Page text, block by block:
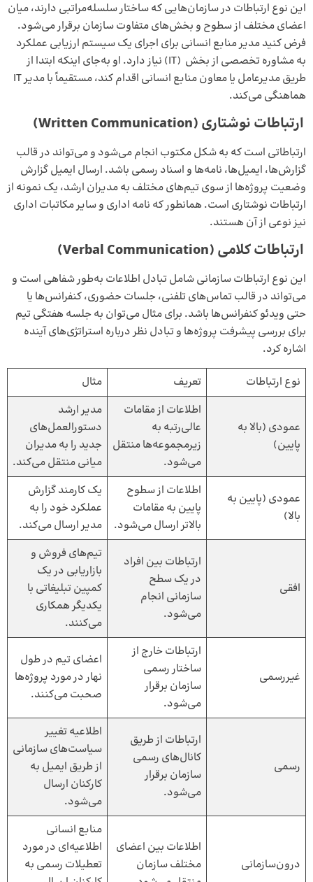
این نوع ارتباطات در سازمان‌هایی که ساختار سلسله‌مراتبی دارند، میان
اعضای مختلف از سطوح و بخش‌های متفاوت سازمان برقرار می‌شود.
فرض کنید مدیر منابع انسانی برای اجرای یک سیستم ارزیابی عملکرد
به مشاوره تخصصی از بخش (IT) نیاز دارد. او به‌جای اینکه ابتدا از
طریق مدیرعامل یا معاون منابع انسانی اقدام کند، مستقیماً با مدیر IT
هماهنگی می‌کند.
ارتباطات نوشتاری (Written Communication)
ارتباطاتی است که به شکل مکتوب انجام می‌شود و می‌تواند در قالب
گزارش‌ها، ایمیل‌ها، نامه‌ها و اسناد رسمی باشد. ارسال ایمیل‌ گزارش
وضعیت پروژه‌ها از سوی تیم‌های مختلف به مدیران ارشد، یک نمونه از
ارتباطات نوشتاری است. همانطور که نامه‌ اداری و سایر مکاتبات اداری
نیز نوعی از آن هستند.
ارتباطات کلامی (Verbal Communication)
این نوع ارتباطات سازمانی شامل تبادل اطلاعات به‌طور شفاهی است و
می‌تواند در قالب تماس‌های تلفنی، جلسات حضوری، کنفرانس‌ها یا
حتی ویدئو کنفرانس‌ها باشد. برای مثال می‌توان به جلسه هفتگی تیم
برای بررسی پیشرفت پروژه‌ها و تبادل نظر درباره استراتژی‌های آینده
اشاره کرد.
نوع ارتباطات تعریف مثال
عمودی (بالا به
پایین)
اطلاعات از مقامات
عالی‌رتبه به
زیرمجموعه‌ها منتقل
می‌شود.
مدیر ارشد
دستورالعمل‌های
جدید را به مدیران
میانی منتقل می‌کند.
عمودی (پایین به
بالا)
اطلاعات از سطوح
پایین به مقامات
بالاتر ارسال می‌شود.
یک کارمند گزارش
عملکرد خود را به
مدیر ارسال می‌کند.
افقی
ارتباطات بین افراد
در یک سطح
سازمانی انجام
می‌شود.
تیم‌های فروش و
بازاریابی در یک
کمپین تبلیغاتی با
یکدیگر همکاری
می‌کنند.
غیررسمی
ارتباطات خارج از
ساختار رسمی
سازمان برقرار
می‌شود.
اعضای تیم در طول
نهار در مورد پروژه‌ها
صحبت می‌کنند.
رسمی
ارتباطات از طریق
کانال‌های رسمی
سازمان برقرار
می‌شود.
اطلاعیه تغییر
سیاست‌های سازمانی
از طریق ایمیل به
کارکنان ارسال
می‌شود.
درون‌سازمانی
اطلاعات بین اعضای
مختلف سازمان
منابع انسانی
اطلاعیه‌ای در مورد
تعطیلات رسمی به